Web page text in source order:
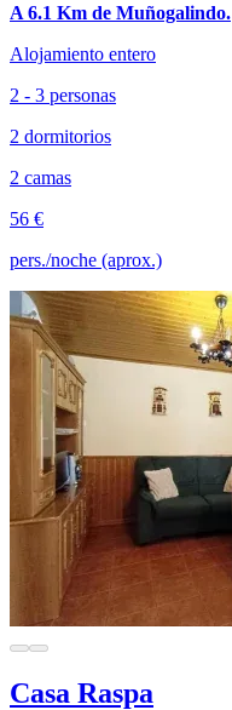
A 6.1 Km de Muñogalindo.
Alojamiento entero
2 - 3 personas
2 dormitorios
2 camas
56 €
pers./noche (aprox.)
Casa Raspa